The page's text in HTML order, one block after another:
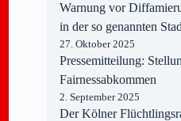
Warnung vor
in der so genannten
27. Oktober 2025
Pressemitteilung:
Fairnessabkommen
2. September 2025
Der Kölner